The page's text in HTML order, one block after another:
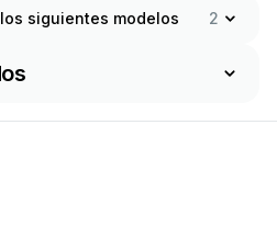
siguientes modelos 2